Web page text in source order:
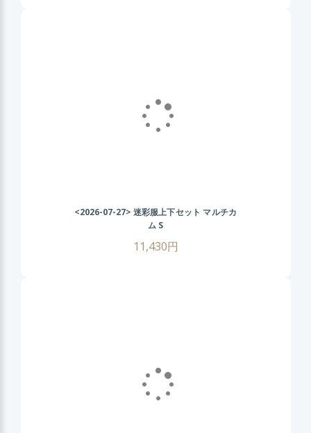
<2026-07-27> 迷彩服上下セット マルチカ
ム S
11,430円